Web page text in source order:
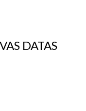
DATAS